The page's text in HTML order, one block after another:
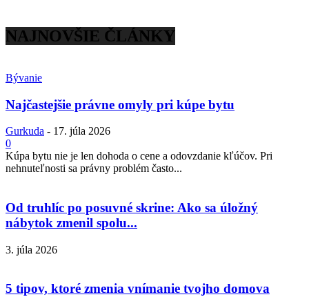
NAJNOVŠIE ČLÁNKY
Bývanie
Najčastejšie právne omyly pri kúpe bytu
Gurkuda - 17. júla 2026
0
Kúpa bytu nie je len dohoda o cene a odovzdanie kľúčov. Pri
nehnuteľnosti sa právny problém často...
Od truhlíc po posuvné skrine: Ako sa úložný
nábytok zmenil spolu...
3. júla 2026
5 tipov, ktoré zmenia vnímanie tvojho domova